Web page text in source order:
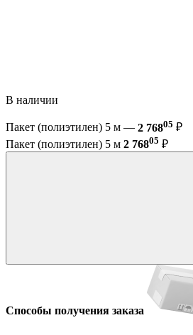
В наличии
Пакет (полиэтилен) 5 м — 2 76805 ₽
Пакет (полиэтилен) 5 м 2 76805 ₽
Способы получения заказа